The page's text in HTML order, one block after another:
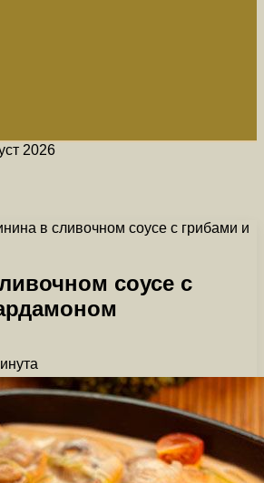
2026
в сливочном соусе с грибами и
соусе с